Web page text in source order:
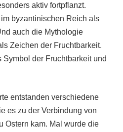
aktiv fortpflanzt.
byzantinischen Reich als
auch die Mythologie
Zeichen der Fruchtbarkeit.
der Fruchtbarkeit und
entstanden verschiedene
es zu der Verbindung von
Ostern kam. Mal wurde die